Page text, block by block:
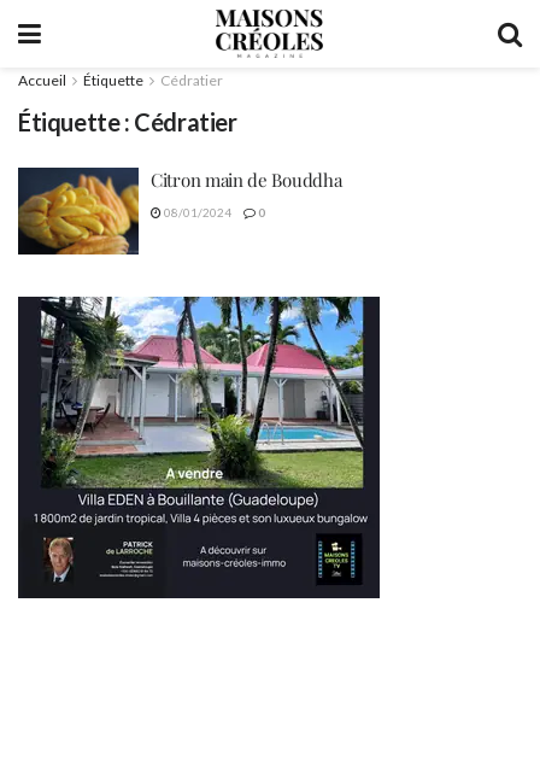
Accueil Étiquette Cédratier
Étiquette : Cédratier
Citron main de Bouddha
08/01/2024 0